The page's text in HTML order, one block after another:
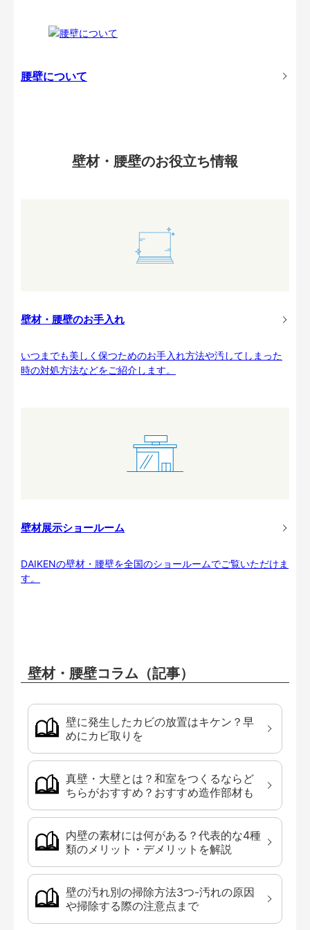
腰壁について
壁材・腰壁のお役立ち情報
壁材・腰壁のお手入れ
いつまでも美しく保つためのお手入れ方法や汚してしまった
時の対処方法などをご紹介します。
壁材展示ショールーム
DAIKENの壁材・腰壁を全国のショールームでご覧いただけま
す。
壁材・腰壁コラム（記事）
壁に発生したカビの放置はキケン？早
めにカビ取りを
真壁・大壁とは？和室をつくるならど
ちらがおすすめ？おすすめ造作部材も
内壁の素材には何がある？代表的な4種
類のメリット・デメリットを解説
壁の汚れ別の掃除方法3つ-汚れの原因
や掃除する際の注意点まで